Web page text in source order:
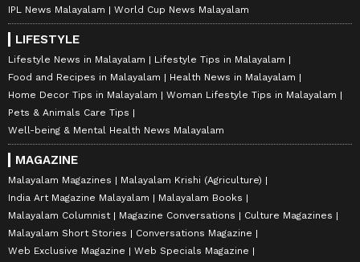
IPL News Malayalam
World Cup News Malayalam
LIFESTYLE
Lifestyle News in Malayalam
Lifestyle Tips in Malayalam
Food and Recipes in Malayalam
Health News in Malayalam
Home Decor Tips in Malayalam
Woman Lifestyle Tips in Malayalam
Pets & Animals Care Tips
Well-being & Mental Health News Malayalam
MAGAZINE
Malayalam Magazines
Malayalam Krishi (Agriculture)
India Art Magazine Malayalam
Malayalam Books
Malayalam Columnist
Magazine Conversations
Culture Magazines
Malayalam Short Stories
Conversations Magazine
Web Exclusive Magazine
Web Specials Magazine